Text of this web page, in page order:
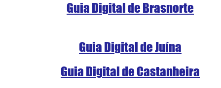
Guia Digital de Brasnorte
Guia Digital de Juína
Guia Digital de Castanheira